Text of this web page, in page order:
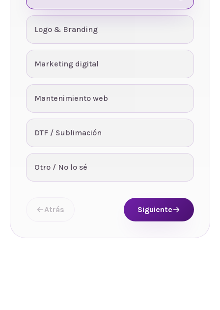
Logo & Branding
Marketing digital
Mantenimiento web
DTF / Sublimación
Otro / No lo sé
Atrás Siguiente